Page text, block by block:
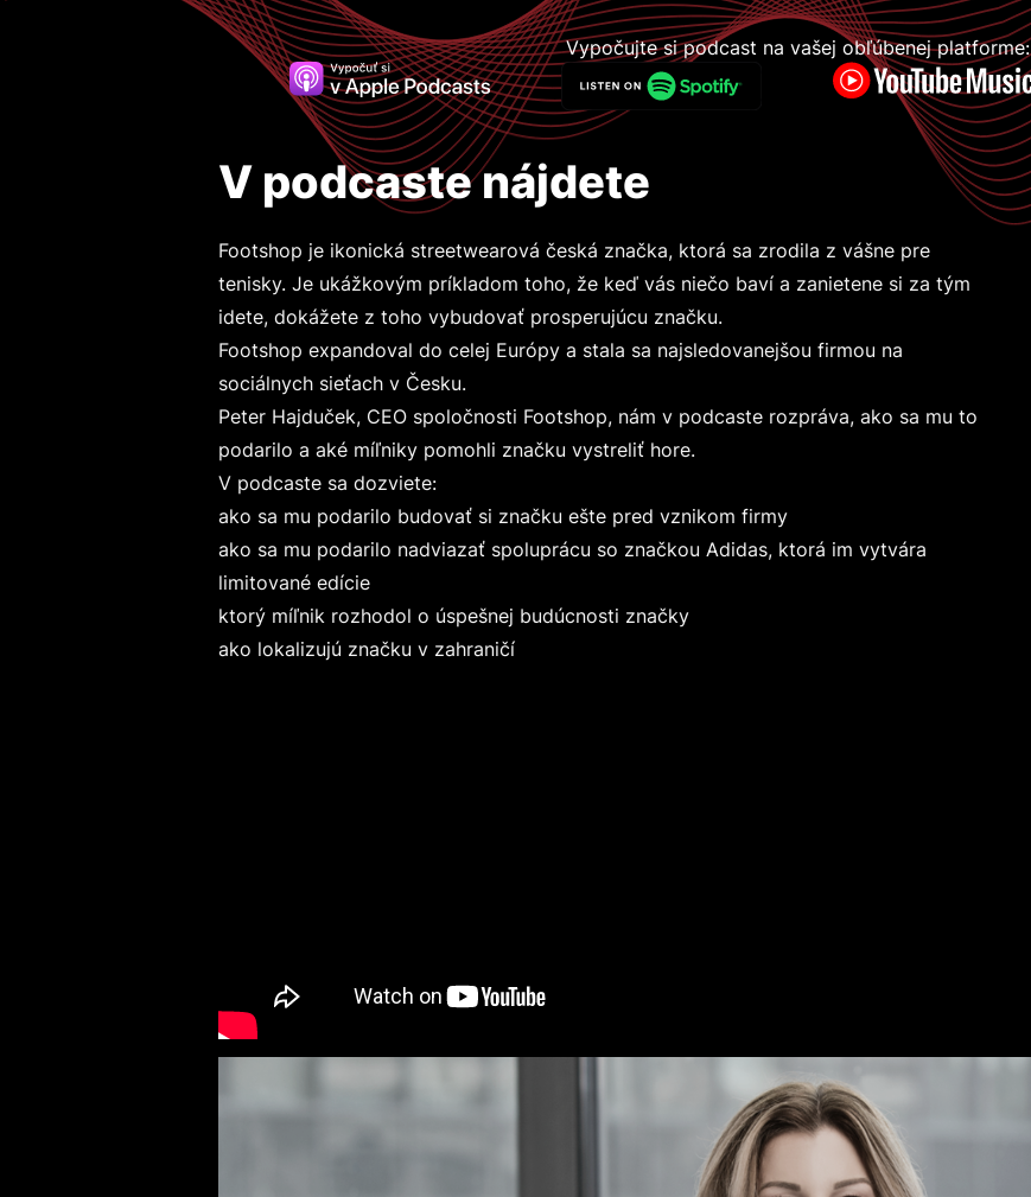
Vypočujte si podcast na vašej obľúbenej platforme:
V podcaste nájdete
Footshop je ikonická streetwearová česká značka, ktorá sa zrodila z vášne pre
tenisky. Je ukážkovým príkladom toho, že keď vás niečo baví a zanietene si za tým
idete, dokážete z toho vybudovať prosperujúcu značku.
Footshop expandoval do celej Európy a stala sa najsledovanejšou firmou na
sociálnych sieťach v Česku.
Peter Hajduček, CEO spoločnosti Footshop, nám v podcaste rozpráva, ako sa mu to
podarilo a aké míľniky pomohli značku vystreliť hore.
V podcaste sa dozviete:
ako sa mu podarilo budovať si značku ešte pred vznikom firmy
ako sa mu podarilo nadviazať spoluprácu so značkou Adidas, ktorá im vytvára
limitované edície
ktorý míľnik rozhodol o úspešnej budúcnosti značky
ako lokalizujú značku v zahraničí